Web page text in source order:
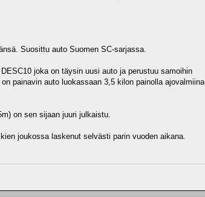
Suosittu auto Suomen SC-sarjassa.
joka on täysin uusi auto ja perustuu samoihin
painavin auto luokassaan 3,5 kilon painolla ajovalmiina.
on sen sijaan juuri julkaistu.
joukossa laskenut selvästi parin vuoden aikana.